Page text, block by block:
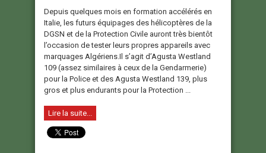
Depuis quelques mois en formation accélérés en
Italie, les futurs équipages des hélicoptères de la
DGSN et de la Protection Civile auront très bientôt
l’occasion de tester leurs propres appareils avec
marquages Algériens.Il s’agit d’Agusta Westland
109 (assez similaires à ceux de la Gendarmerie)
pour la Police et des Agusta Westland 139, plus
gros et plus endurants pour la Protection ...
Lire la suite...